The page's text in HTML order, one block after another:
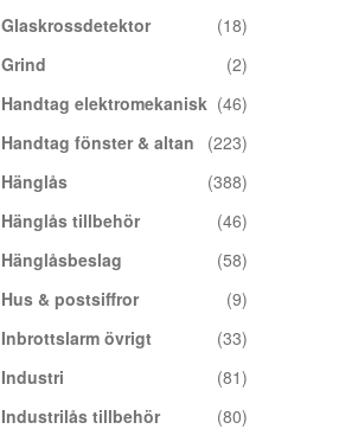
Glaskrossdetektor
(18)
Grind
(2)
Handtag elektromekanisk (46)
Handtag fönster & altan
(223)
Hänglås
(388)
Hänglås tillbehör
(46)
Hänglåsbeslag
(58)
Hus & postsiffror
(9)
Inbrottslarm övrigt
(33)
Industri
(81)
Industrilås tillbehör
(80)